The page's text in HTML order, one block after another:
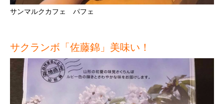
サンマルクカフェ パフェ
サクランボ「佐藤錦」美味い！